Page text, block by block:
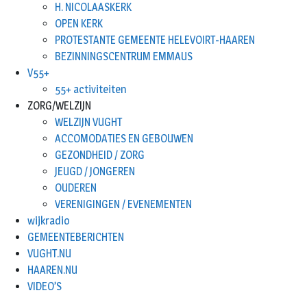
H. NICOLAASKERK
OPEN KERK
PROTESTANTE GEMEENTE HELEVOIRT-HAAREN
BEZINNINGSCENTRUM EMMAUS
V55+
55+ activiteiten
ZORG/WELZIJN
WELZIJN VUGHT
ACCOMODATIES EN GEBOUWEN
GEZONDHEID / ZORG
JEUGD / JONGEREN
OUDEREN
VERENIGINGEN / EVENEMENTEN
wijkradio
GEMEENTEBERICHTEN
VUGHT.NU
HAAREN.NU
VIDEO’S